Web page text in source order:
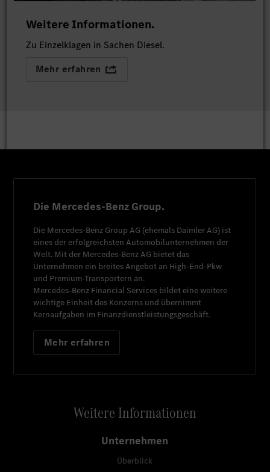
Weitere Informationen.
Zu Einzelklagen in Sachen Diesel.
Mehr erfahren
Die Mercedes-Benz Group.
Die Mercedes-Benz Group AG (ehemals Daimler AG) ist
eines der erfolgreichsten Automobilunternehmen der
Welt. Mit der Mercedes-Benz AG bietet das
Unternehmen ein breites Angebot an High-End-Pkw
und Premium-Transportern an.
Mercedes-Benz Financial Services bildet eine weitere
wichtige Einheit des Konzerns und übernimmt
Kernaufgaben im Finanzdienstleistungsgeschäft.
Mehr erfahren
Weitere Informationen
Unternehmen
Überblick